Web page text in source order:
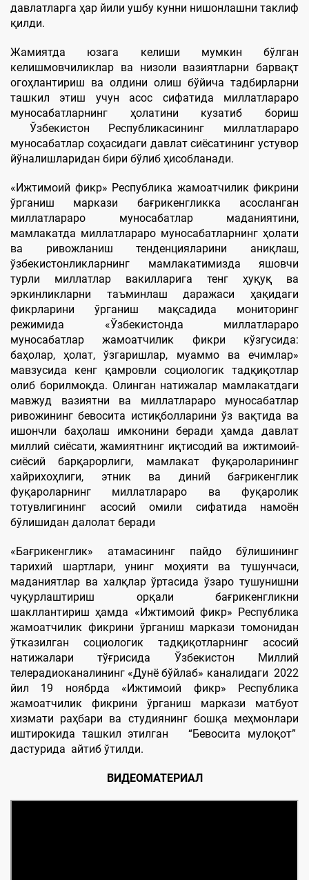
давлатларга ҳар йили ушбу кунни нишонлашни таклиф
қилди.
Жамиятда юзага келиши мумкин бўлган
келишмовчиликлар ва низоли вазиятларни барвақт
огоҳлантириш ва олдини олиш бўйича тадбирларни
ташкил этиш учун асос сифатида миллатлараро
муносабатларнинг ҳолатини кузатиб бориш
Ўзбекистон Республикасининг миллатлараро
муносабатлар соҳасидаги давлат сиёсатининг устувор
йўналишларидан бири бўлиб ҳисобланади.
«Ижтимоий фикр» Республика жамоатчилик фикрини
ўрганиш маркази бағрикенгликка асосланган
миллатлараро муносабатлар маданиятини,
мамлакатда миллатлараро муносабатларнинг ҳолати
ва ривожланиш тенденцияларини аниқлаш,
ўзбекистонликларнинг мамлакатимизда яшовчи
турли миллатлар вакилларига тенг ҳуқуқ ва
эркинликларни таъминлаш даражаси ҳақидаги
фикрларини ўрганиш мақсадида мониторинг
режимида «Ўзбекистонда миллатлараро
муносабатлар жамоатчилик фикри кўзгусида:
баҳолар, ҳолат, ўзгаришлар, муаммо ва ечимлар»
мавзусида кенг қамровли социологик тадқиқотлар
олиб борилмоқда. Олинган натижалар мамлакатдаги
мавжуд вазиятни ва миллатлараро муносабатлар
ривожининг бевосита истиқболларини ўз вақтида ва
ишончли баҳолаш имконини беради ҳамда давлат
миллий сиёсати, жамиятнинг иқтисодий ва ижтимоий-
сиёсий барқарорлиги, мамлакат фуқароларининг
хайрихоҳлиги, этник ва диний бағрикенглик
фуқароларнинг миллатлараро ва фуқаролик
тотувлигининг асосий омили сифатида намоён
бўлишидан далолат беради
«Бағрикенглик» атамасининг пайдо бўлишининг
тарихий шартлари, унинг моҳияти ва тушунчаси,
маданиятлар ва халқлар ўртасида ўзаро тушунишни
чуқурлаштириш орқали бағрикенгликни
шакллантириш ҳамда «Ижтимоий фикр» Республика
жамоатчилик фикрини ўрганиш маркази томонидан
ўтказилган социологик тадқиқотларнинг асосий
натижалари тўғрисида Ўзбекистон Миллий
телерадиоканалининг «Дунё бўйлаб» каналидаги 2022
йил 19 ноябрда «Ижтимоий фикр» Республика
жамоатчилик фикрини ўрганиш маркази матбуот
хизмати раҳбари ва студиянинг бошқа меҳмонлари
иштирокида ташкил этилган “Бевосита мулоқот”
дастурида айтиб ўтилди.
ВИДЕОМАТЕРИАЛ